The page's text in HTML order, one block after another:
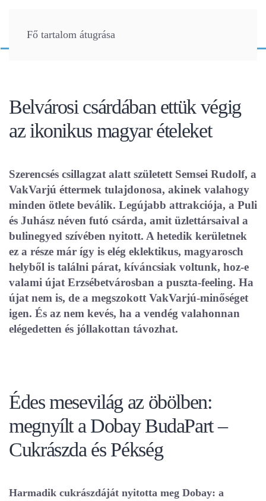
Fő tartalom átugrása
Belvárosi csárdában ettük végig
az ikonikus magyar ételeket
Szerencsés csillagzat alatt született Semsei Rudolf, a
VakVarjú éttermek tulajdonosa, akinek valahogy
minden ötlete beválik. Legújabb attrakciója, a Puli
és Juhász néven futó csárda, amit üzlettársaival a
bulinegyed szívében nyitott. A hetedik kerületnek
ez a része már így is elég eklektikus, magyarosch
helyből is találni párat, kíváncsiak voltunk, hoz-e
valami újat Erzsébetvárosban a puszta-feeling. Ha
újat nem is, de a megszokott VakVarjú-minőséget
igen. És az nem kevés, ha a vendég valahonnan
elégedetten és jóllakottan távozhat.
Édes mesevilág az öbölben:
megnyílt a Dobay BudaPart –
Cukrászda és Pékség
Harmadik cukrászdáját nyitotta meg Dobay: a